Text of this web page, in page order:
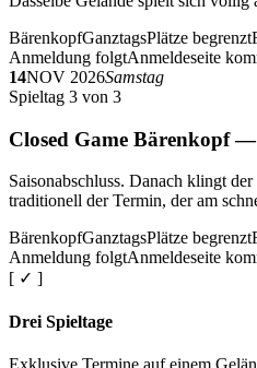
BärenkopfGanztagsPlätze begrenzt
Anmeldung folgtAnmeldeseite
14NOV 2026Samstag
Spieltag 3 von 3
Closed Game Bärenkopf
Saisonabschluss. Danach klingt
traditionell der Termin, der am
BärenkopfGanztagsPlätze begrenzt
Anmeldung folgtAnmeldeseite
[ ✓ ]
Drei Spieltage
Exklusive Termine auf einem